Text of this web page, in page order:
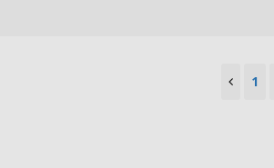
1